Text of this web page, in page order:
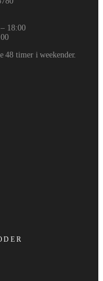
18:00
48 timer i weekender.